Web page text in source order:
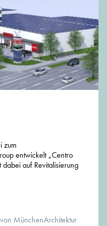
zum
entwickelt „Centro
auf Revitalisierung
MünchenArchitektur